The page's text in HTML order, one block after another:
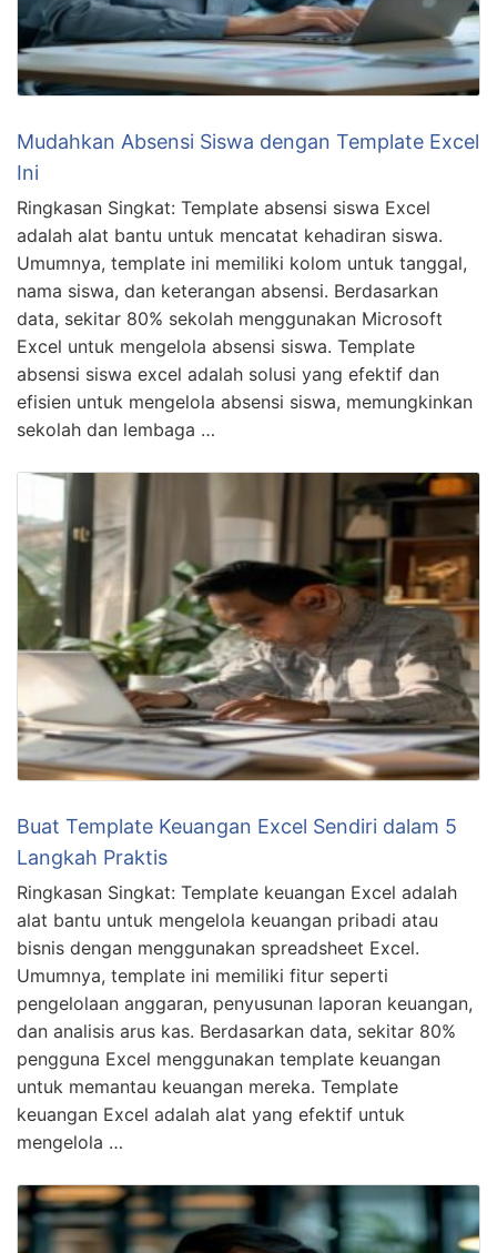
Mudahkan Absensi Siswa dengan Template Excel
Ini
Ringkasan Singkat: Template absensi siswa Excel
adalah alat bantu untuk mencatat kehadiran siswa.
Umumnya, template ini memiliki kolom untuk tanggal,
nama siswa, dan keterangan absensi. Berdasarkan
data, sekitar 80% sekolah menggunakan Microsoft
Excel untuk mengelola absensi siswa. Template
absensi siswa excel adalah solusi yang efektif dan
efisien untuk mengelola absensi siswa, memungkinkan
sekolah dan lembaga …
Buat Template Keuangan Excel Sendiri dalam 5
Langkah Praktis
Ringkasan Singkat: Template keuangan Excel adalah
alat bantu untuk mengelola keuangan pribadi atau
bisnis dengan menggunakan spreadsheet Excel.
Umumnya, template ini memiliki fitur seperti
pengelolaan anggaran, penyusunan laporan keuangan,
dan analisis arus kas. Berdasarkan data, sekitar 80%
pengguna Excel menggunakan template keuangan
untuk memantau keuangan mereka. Template
keuangan Excel adalah alat yang efektif untuk
mengelola …